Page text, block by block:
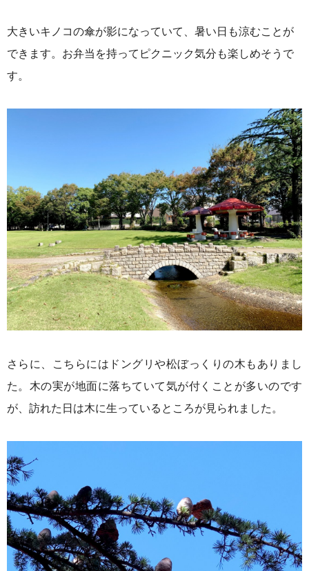
大きいキノコの傘が影になっていて、暑い日も涼むことが
できます。お弁当を持ってピクニック気分も楽しめそうで
す。
さらに、こちらにはドングリや松ぼっくりの木もありまし
た。木の実が地面に落ちていて気が付くことが多いのです
が、訪れた日は木に生っているところが見られました。